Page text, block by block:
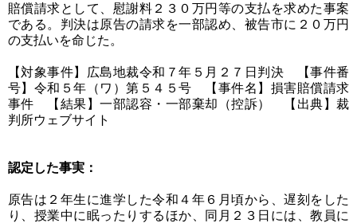
賠償請求として、慰謝料２３０万円等の支払を求めた事案
である。判決は原告の請求を一部認め、被告市に２０万円
の支払いを命じた。
【対象事件】広島地裁令和７年５月２７日判決 【事件番
号】令和５年（ワ）第５４５号 【事件名】損害賠償請求
事件 【結果】一部認容・一部棄却（控訴） 【出典】裁
判所ウェブサイト
認定した事実：
原告は２年生に進学した令和４年６月頃から、遅刻をした
り、授業中に眠ったりするほか、同月２３日には、教員に